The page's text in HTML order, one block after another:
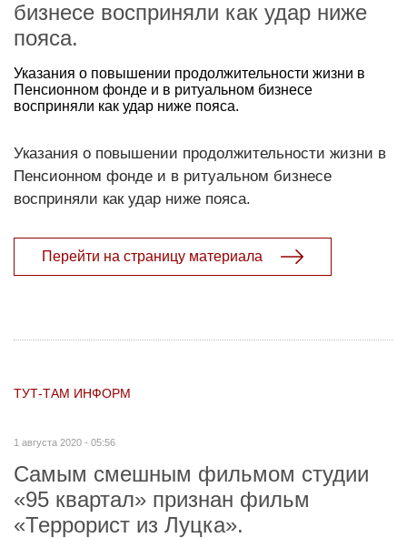
бизнесе восприняли как удар ниже
пояса.
Указания о повышении продолжительности жизни в
Пенсионном фонде и в ритуальном бизнесе
восприняли как удар ниже пояса.
Указания о повышении продолжительности жизни в
Пенсионном фонде и в ритуальном бизнесе
восприняли как удар ниже пояса.
Перейти на страницу материала
ТУТ-ТАМ ИНФОРМ
1 августа 2020 - 05:56
Самым смешным фильмом студии
«95 квартал» признан фильм
«Террорист из Луцка».